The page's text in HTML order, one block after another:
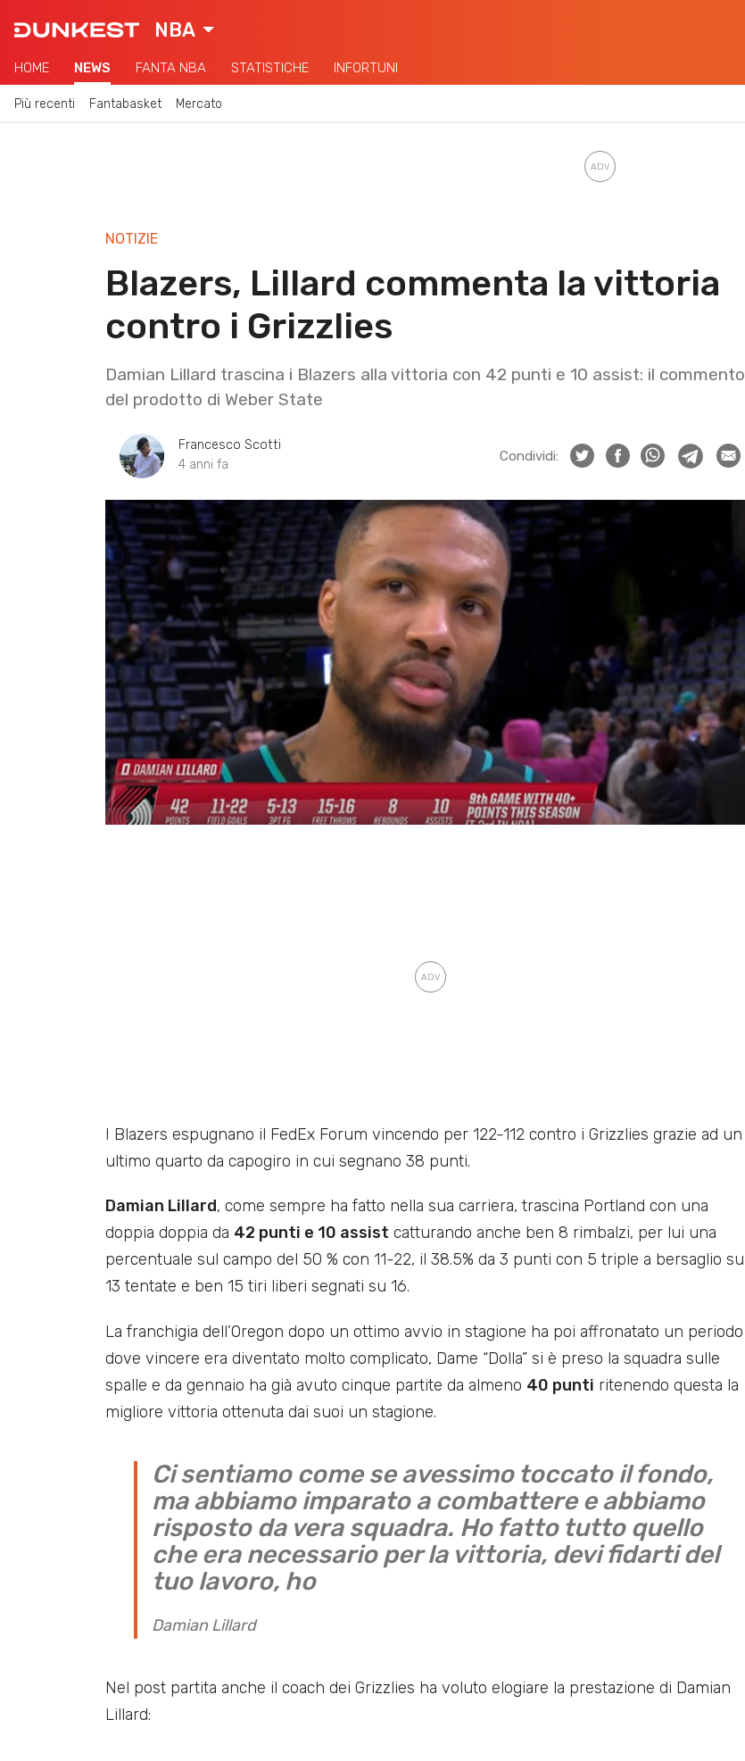
NBA
HOME NEWS FANTA NBA STATISTICHE INFORTUNI
Più recenti Fantabasket Mercato
NOTIZIE
Blazers, Lillard commenta la vittoria
contro i Grizzlies
Damian Lillard trascina i Blazers alla vittoria con 42 punti e 10 assist: il commento
del prodotto di Weber State
Francesco Scotti
4 anni fa
Condividi:
I Blazers espugnano il FedEx Forum vincendo per 122-112 contro i Grizzlies grazie ad un
ultimo quarto da capogiro in cui segnano 38 punti.
Damian Lillard, come sempre ha fatto nella sua carriera, trascina Portland con una
doppia doppia da 42 punti e 10 assist catturando anche ben 8 rimbalzi, per lui una
percentuale sul campo del 50 % con 11-22, il 38.5% da 3 punti con 5 triple a bersaglio su
13 tentate e ben 15 tiri liberi segnati su 16.
La franchigia dell’Oregon dopo un ottimo avvio in stagione ha poi affronatato un periodo
dove vincere era diventato molto complicato, Dame “Dolla” si è preso la squadra sulle
spalle e da gennaio ha già avuto cinque partite da almeno 40 punti ritenendo questa la
migliore vittoria ottenuta dai suoi un stagione.
Ci sentiamo come se avessimo toccato il fondo,
ma abbiamo imparato a combattere e abbiamo
risposto da vera squadra. Ho fatto tutto quello
che era necessario per la vittoria, devi fidarti del
tuo lavoro, ho
Damian Lillard
Nel post partita anche il coach dei Grizzlies ha voluto elogiare la prestazione di Damian
Lillard: